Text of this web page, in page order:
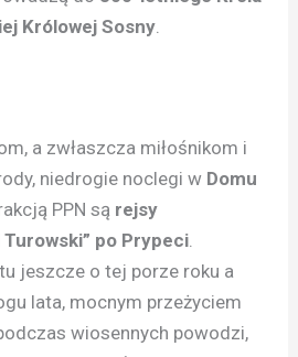
Królowej Sosny
a zwłaszcza miłośnikom i
niedrogie noclegi w Domu
PPN są rejsy
po Prypeci.
jeszcze o tej porze roku a
lata, mocnym przeżyciem
wiosennych powodzi,